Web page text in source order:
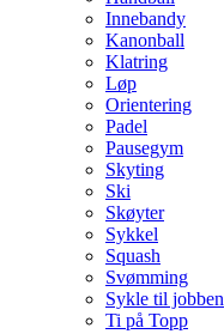
Innebandy
Kanonball
Klatring
Løp
Orientering
Padel
Pausegym
Skyting
Ski
Skøyter
Sykkel
Squash
Svømming
Sykle til jobben
Ti på Topp